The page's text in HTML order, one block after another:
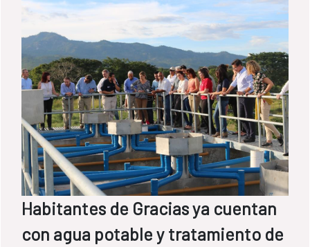
Habitantes de Gracias ya cuentan
con agua potable y tratamiento de